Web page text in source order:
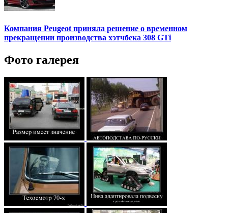
Компания Peugeot приняла решение о временном
прекращении производства хэтчбека 308 GTi
Фото галерея